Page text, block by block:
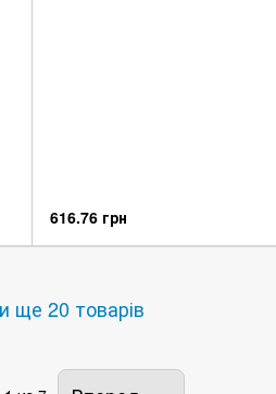
616.76 грн
ще 20 товарів